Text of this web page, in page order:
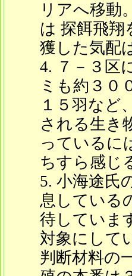
リアへ移動
は 探餌飛
獲した気配
７－３区
ミも約３０
１５羽など
される生き
っているに
ちすら感じ
小海途氏
息している
待していま
対象にして
判断材料の